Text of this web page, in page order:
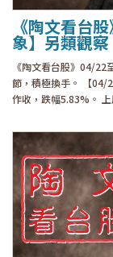
《陶文看台
象】另類觀察
《陶文看台股》04/
節，積極換手。 【04/
作收，跌幅5.83%。 上